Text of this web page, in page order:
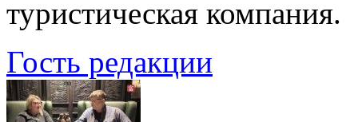
туристическая компания.
Гость редакции